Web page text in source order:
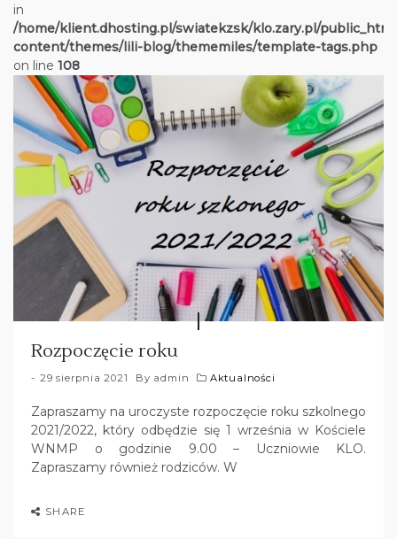
in
/home/klient.dhosting.pl/swiatekzsk/klo.zary.pl/
content/themes/lili-blog/thememiles/template-tags.php
on line 108
Rozpoczęcie roku
29 sierpnia 2021 By admin Aktualności
Zapraszamy na uroczyste rozpoczęcie roku szkolnego
2021/2022, który odbędzie się 1 września w Kościele
WNMP o godzinie 9.00 – Uczniowie KLO.
Zapraszamy również rodziców. W
SHARE